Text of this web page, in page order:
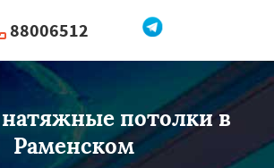
88006512
Перезвоните мне
потолки в
Раменском